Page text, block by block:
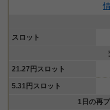
スロット
21.27円スロット
5.31円スロット
1日の再